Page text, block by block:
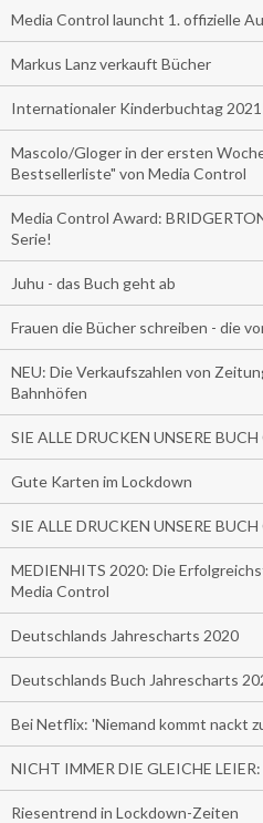
Media Control launcht 1. offizielle
Markus Lanz verkauft Bücher
Internationaler Kinderbuchtag
Mascolo/Gloger in der ersten
Bestsellerliste" von Media Control
Media Control Award:
Serie!
Juhu - das Buch geht ab
Frauen die Bücher schreiben - die
NEU: Die Verkaufszahlen von
Bahnhöfen
SIE ALLE DRUCKEN UNSERE
Gute Karten im Lockdown
SIE ALLE DRUCKEN UNSERE
MEDIENHITS 2020: Die
Media Control
Deutschlands Jahrescharts 2020
Deutschlands Buch Jahrescharts
Bei Netflix: 'Niemand kommt nackt
NICHT IMMER DIE GLEICHE
Riesentrend in Lockdown-Zeiten